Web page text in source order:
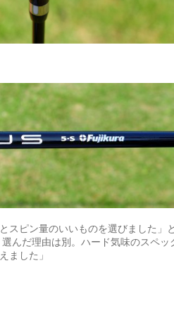
スピン量のいいものを選びました」
んだ理由は別。ハード気味のスペッ
ました」